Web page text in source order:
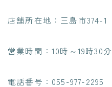
店舗所在地：三島市374-1
営業時間：10時～19時30分
電話番号：055-977-2295